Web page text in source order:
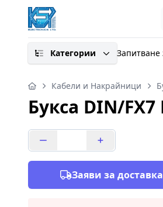
Категории Запитване
Кабели и Накрайници
Букса DIN/FX7
Заяви за доставка